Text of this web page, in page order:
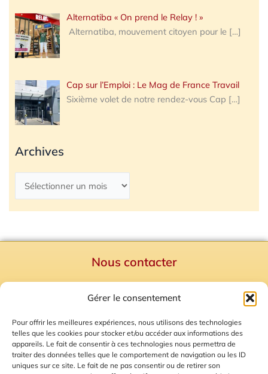
Gérer le consentement
Pour offrir les meilleures expériences, nous utilisons des technologies
telles que les cookies pour stocker et/ou accéder aux informations des
appareils. Le fait de consentir à ces technologies nous permettra de
traiter des données telles que le comportement de navigation ou les ID
uniques sur ce site. Le fait de ne pas consentir ou de retirer son
Alternatiba « On prend le Relay ! »
Alternatiba, mouvement citoyen pour le […]
Cap sur l’Emploi : Le Mag de France Travail
Sixième volet de notre rendez-vous Cap […]
Archives
Nous contacter
Mentions Légales
Plan du site
Gestion des Cookies